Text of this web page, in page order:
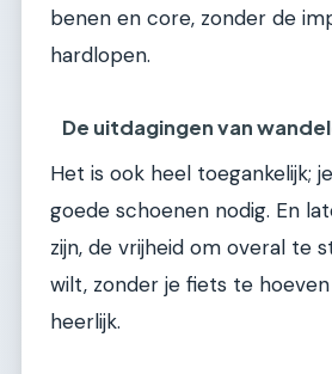
benen en core, zonder de
hardlopen.
De uitdagingen van
Het is ook heel toegankelijk;
goede schoenen nodig. En
zijn, de vrijheid om overal te
wilt, zonder je fiets te
heerlijk.